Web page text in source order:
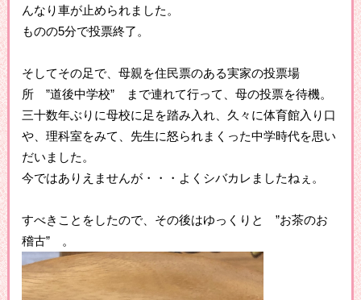
んなり車が止められました。
ものの5分で投票終了。
そしてその足で、母親を住民票のある実家の投票場
所 ”道後中学校” まで連れて行って、母の投票を待機。
三十数年ぶりに母校に足を踏み入れ、久々に体育館入り口
や、理科室をみて、先生に怒られまくった中学時代を思い
だいました。
今ではありえませんが・・・よくシバカレましたねぇ。
すべきことをしたので、その後はゆっくりと ”お茶のお
稽古” 。